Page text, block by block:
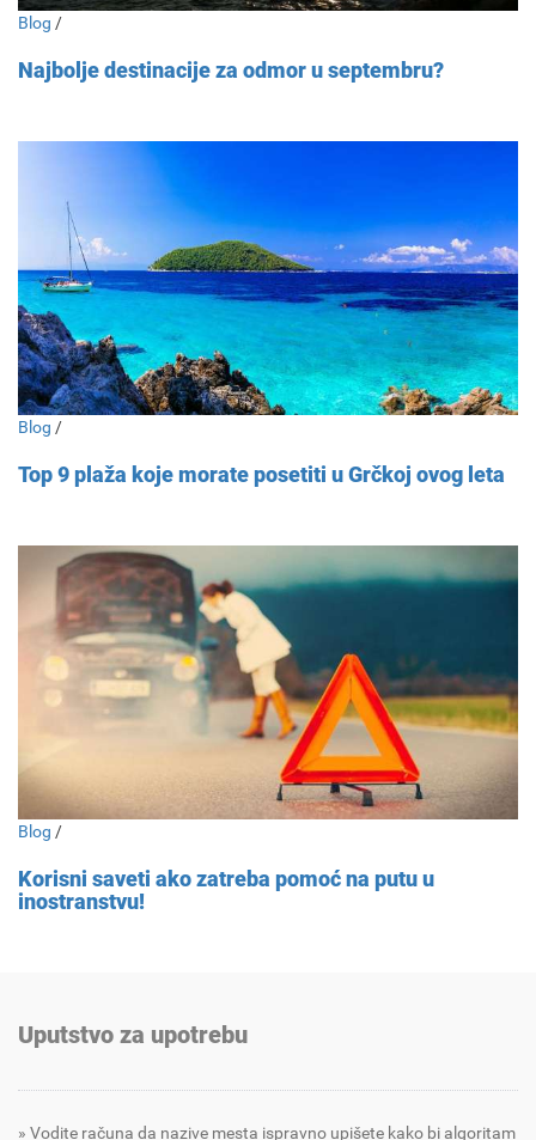
Blog /
Najbolje destinacije za odmor u septembru?
Blog /
Top 9 plaža koje morate posetiti u Grčkoj ovog leta
Blog /
Korisni saveti ako zatreba pomoć na putu u
inostranstvu!
Uputstvo za upotrebu
Vodite računa da nazive mesta ispravno upišete kako bi algoritam